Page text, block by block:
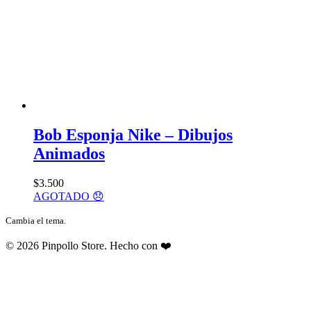
Bob Esponja Nike – Dibujos
Animados
$3.500
AGOTADO 😞
Cambia el tema.
© 2026 Pinpollo Store. Hecho con ❤️